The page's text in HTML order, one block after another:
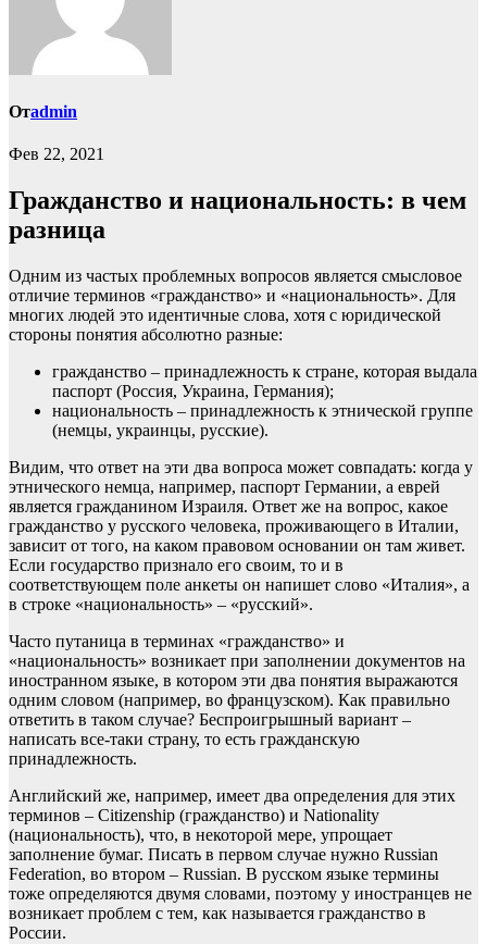
Отadmin
Фев 22, 2021
Гражданство и национальность: в чем
разница
Одним из частых проблемных вопросов является смысловое
отличие терминов «гражданство» и «национальность». Для
многих людей это идентичные слова, хотя с юридической
стороны понятия абсолютно разные:
гражданство – принадлежность к стране, которая выдала
паспорт (Россия, Украина, Германия);
национальность – принадлежность к этнической группе
(немцы, украинцы, русские).
Видим, что ответ на эти два вопроса может совпадать: когда у
этнического немца, например, паспорт Германии, а еврей
является гражданином Израиля. Ответ же на вопрос, какое
гражданство у русского человека, проживающего в Италии,
зависит от того, на каком правовом основании он там живет.
Если государство признало его своим, то и в
соответствующем поле анкеты он напишет слово «Италия», а
в строке «национальность» – «русский».
Часто путаница в терминах «гражданство» и
«национальность» возникает при заполнении документов на
иностранном языке, в котором эти два понятия выражаются
одним словом (например, во французском). Как правильно
ответить в таком случае? Беспроигрышный вариант –
написать все-таки страну, то есть гражданскую
принадлежность.
Английский же, например, имеет два определения для этих
терминов – Citizenship (гражданство) и Nationality
(национальность), что, в некоторой мере, упрощает
заполнение бумаг. Писать в первом случае нужно Russian
Federation, во втором – Russian. В русском языке термины
тоже определяются двумя словами, поэтому у иностранцев не
возникает проблем с тем, как называется гражданство в
России.